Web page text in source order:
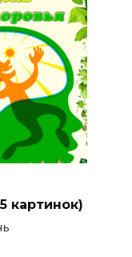
картинок)